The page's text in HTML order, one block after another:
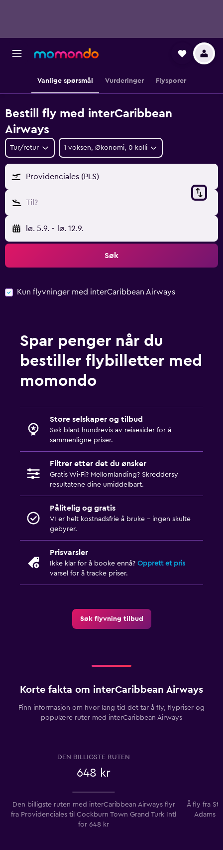
Vanlige spørsmål Vurderinger Flysporer
Bestill fly med interCaribbean
Airways
Tur/retur 1 voksen, Økonomi, 0 kolli
Providenciales (PLS)
Til?
lø. 5.9. - lø. 12.9.
Søk
Kun flyvninger med interCaribbean Airways
Spar penger når du
bestiller flybilletter med
momondo
Store selskaper og tilbud
Søk blant hundrevis av reisesider for å
sammenligne priser.
Filtrer etter det du ønsker
Gratis Wi-Fi? Mellomlanding? Skreddersy
resultatene dine umiddelbart.
Pålitelig og gratis
VI er helt kostnadsfrie å bruke - ingen skulte
gebyrer.
Prisvarsler
Ikke klar for å booke ennå? Opprett et pris
varsel for å tracke priser.
Søk flyvning tilbud
Korte fakta om interCaribbean Airways
Finn informasjon om hvor lang tid det tar å fly, flypriser og
populære ruter med interCaribbean Airways
DEN BILLIGSTE RUTEN
648 kr
Den billigste ruten med interCaribbean Airways flyr
fra Providenciales til Cockburn Town Grand Turk Intl
for 648 kr
Å fly fra
Adams